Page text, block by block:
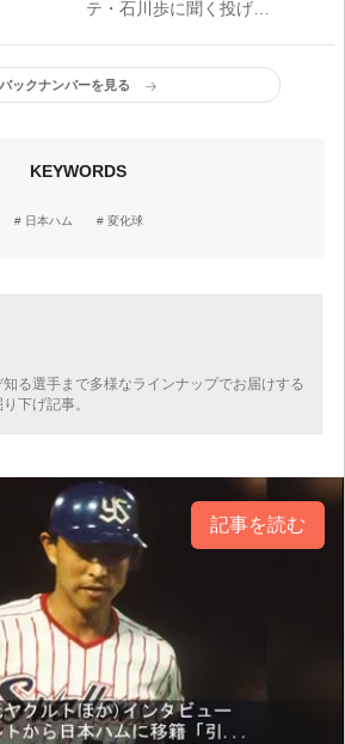
テ・石川歩に聞く投げ
バックナンバーを見る
KEYWORDS
日本ハム 変化球
る選手まで多様なラインナップでお届けする
下げ記事。
記事を読む